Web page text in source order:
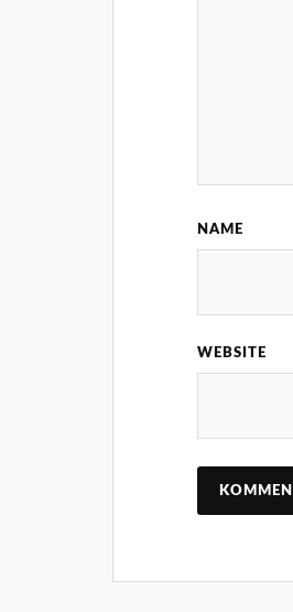
NAME
WEBSITE